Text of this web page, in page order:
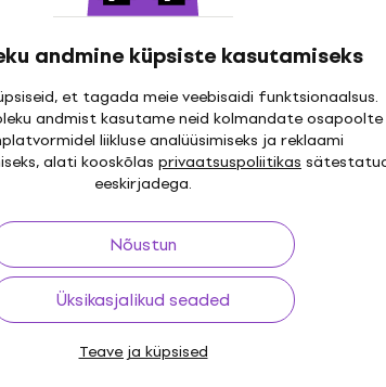
andmine küpsiste kasutamiseks
et tagada meie veebisaidi funktsionaalsus.
andmist kasutame neid kolmandate osapoolte
liikluse analüüsimiseks ja reklaami
alati kooskõlas privaatsuspoliitikas
eeskirjadega.
Nõustun
Üksikasjalikud seaded
Teave ja küpsised